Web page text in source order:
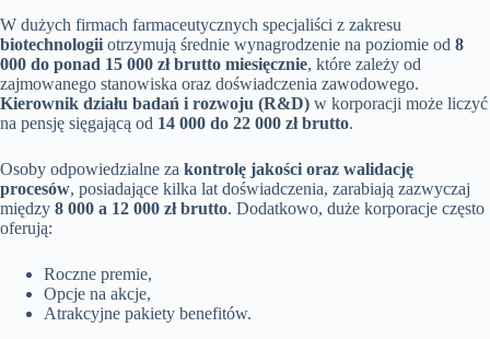
W dużych firmach farmaceutycznych specjaliści z zakresu
biotechnologii otrzymują średnie wynagrodzenie na poziomie od 8
000 do ponad 15 000 zł brutto miesięcznie, które zależy od
zajmowanego stanowiska oraz doświadczenia zawodowego.
Kierownik działu badań i rozwoju (R&D) w korporacji może liczyć
na pensję sięgającą od 14 000 do 22 000 zł brutto.
Osoby odpowiedzialne za kontrolę jakości oraz walidację
procesów, posiadające kilka lat doświadczenia, zarabiają zazwyczaj
między 8 000 a 12 000 zł brutto. Dodatkowo, duże korporacje często
oferują:
Roczne premie,
Opcje na akcje,
Atrakcyjne pakiety benefitów.